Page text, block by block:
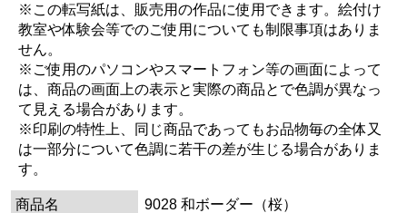
※この転写紙は、販売用の作品に使用できます。絵付け
教室や体験会等でのご使用についても制限事項はありま
せん。
※ご使用のパソコンやスマートフォン等の画面によって
は、商品の画面上の表示と実際の商品とで色調が異なっ
て見える場合があります。
※印刷の特性上、同じ商品であってもお品物毎の全体又
は一部分について色調に若干の差が生じる場合がありま
す。
商品名
9028 和ボーダー（桜）